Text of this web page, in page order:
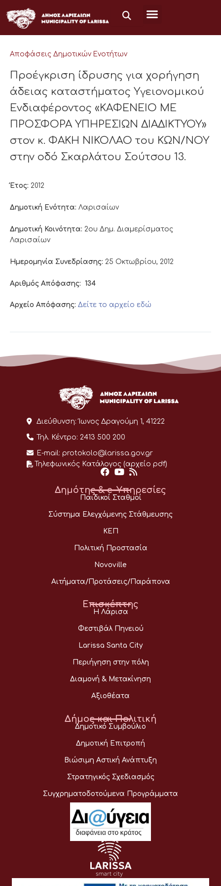
στο
περιεχόμενο
Αποφάσεις Δημοτικών Ενοτήτων
Προέγκριση ίδρυσης για χορήγηση
άδειας καταστήματος Υγειονομικού
Ενδιαφέροντος «ΚΑΦΕΝΕΙΟ ΜΕ
ΠΡΟΣΦΟΡΑ ΥΠΗΡΕΣΙΩΝ ΔΙΑΔΙΚΤΥΟΥ»
στον κ. ΦΑΚΗ ΝΙΚΟΛΑΟ του ΚΩΝ/ΝΟΥ
στην οδό Σκαρλάτου Σούτσου 13.
Έτος: 2012
Δημοτική Ενότητα: Λαρισαίων
Δημοτική Κοινότητα: 2ου Δημ. Διαμερίσματος
Λαρισαίων
Ημερομηνία Συνεδρίασης: 25 Οκτωβρίου, 2012
Αριθμός Απόφασης: 134
Αρχείο Απόφασης: Δείτε το αρχείο εδώ
Διεύθυνση: Ίωνος Δραγούμη 1, 41222
Τηλ. Κέντρο: 2413 500 200
E-mail: protokolo@larissa.gov.gr
Τηλεφωνικός Κατάλογος (αρχείο pdf)
Δημότης & e-Υπηρεσίες
Παιδικοί Σταθμοί
Σύστημα Ελεγχόμενης Στάθμευσης
ΚΕΠ
Πολιτική Προστασία
Novoville
Αιτήματα/Προτάσεις/Παράπονα
Επισκέπτης
Η Λάρισα
Φεστιβάλ Πηνειού
Larissa Santa City
Περιήγηση στην πόλη
Διαμονή & Μετακίνηση
Αξιοθέατα
Δήμος και Πολιτική
Δημοτικό Συμβούλιο
Δημοτική Επιτροπή
Βιώσιμη Αστική Ανάπτυξη
Στρατηγικός Σχεδιασμός
Συγχρηματοδοτούμενα Προγράμματα